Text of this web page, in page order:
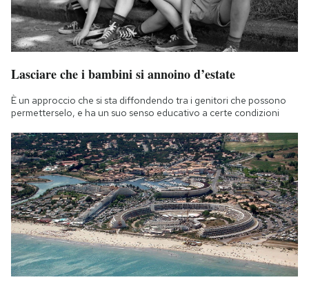
Lasciare che i bambini si annoino d’estate
È un approccio che si sta diffondendo tra i genitori che possono
permetterselo, e ha un suo senso educativo a certe condizioni